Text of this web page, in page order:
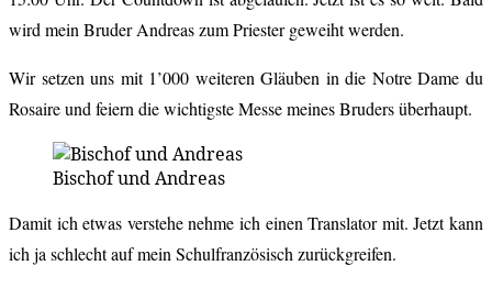
wird mein Bruder Andreas zum Priester geweiht werden.
Wir setzen uns mit 1’000 weiteren Gläuben in die Notre Dame du
Rosaire und feiern die wichtigste Messe meines Bruders überhaupt.
Bischof und Andreas
Damit ich etwas verstehe nehme ich einen Translator mit. Jetzt kann
ich ja schlecht auf mein Schulfranzösisch zurückgreifen.